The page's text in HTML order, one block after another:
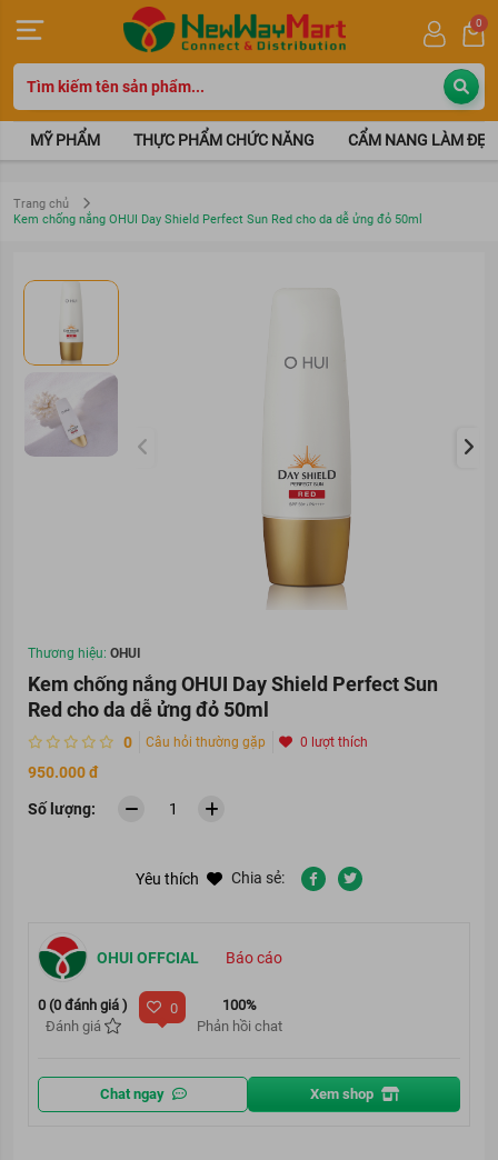
0
MỸ PHẨM THỰC PHẨM CHỨC NĂNG CẨM NANG LÀM ĐẸP
Trang chủ
Kem chống nắng OHUI Day Shield Perfect Sun Red cho da dễ ửng đỏ 50ml
Thương hiệu: OHUI
Kem chống nắng OHUI Day Shield Perfect Sun
Red cho da dễ ửng đỏ 50ml
0 Câu hỏi thường gặp 0 lượt thích
950.000 đ
Số lượng:
OHUI OFFCIAL Báo cáo
0 (0 đánh giá )
Đánh giá
0
100%
Phản hồi chat
Chat ngay Xem shop
Yêu thích Chia sẻ: